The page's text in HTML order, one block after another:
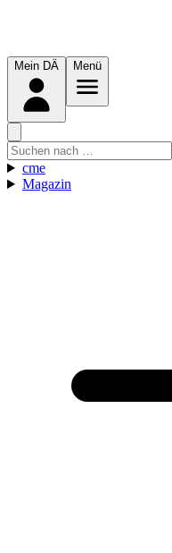
Mein DÄ Menü
cme
Magazin